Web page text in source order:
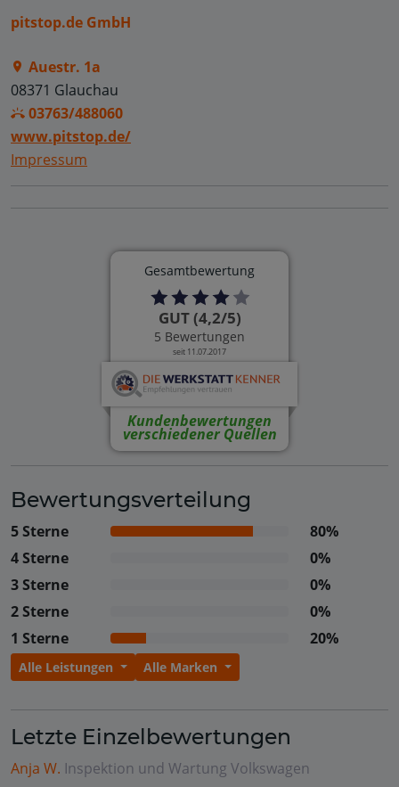
pitstop.de GmbH
Auestr. 1a
08371 Glauchau
03763/488060
www.pitstop.de/
Impressum
Gesamtbewertung
GUT (4,2/5)
5 Bewertungen
seit 11.07.2017
Kundenbewertungen
verschiedener Quellen
Bewertungsverteilung
5 Sterne
80%
4 Sterne
0%
3 Sterne
0%
2 Sterne
0%
1 Sterne
20%
Alle Leistungen Alle Marken
Letzte Einzelbewertungen
Anja W. Inspektion und Wartung Volkswagen